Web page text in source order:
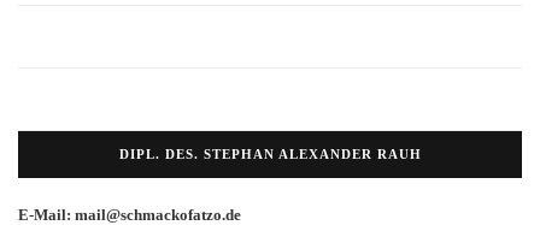
DIPL. DES. STEPHAN ALEXANDER RAUH
E-Mail: mail@schmackofatzo.de